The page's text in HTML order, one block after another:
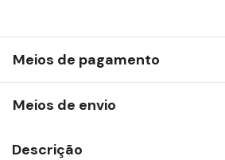
Meios de pagamento
Meios de envio
Descrição